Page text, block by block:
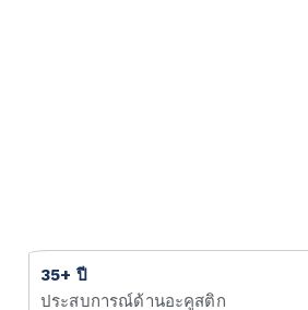
35+ ปี
ประสบการณ์ด้านอะคูสติก